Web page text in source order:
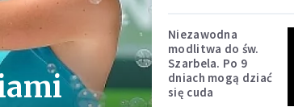
Niezawodna
modlitwa do św.
Szarbela. Po 9
dniach mogą dziać
się cuda